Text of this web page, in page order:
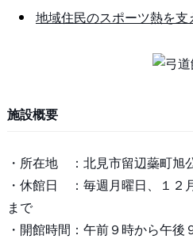
地域住民のスポーツ熱を支
施設概要
・所在地 ：北見市留辺蘂町旭
・休館日 ：毎週月曜日、１２
まで
・開館時間：午前９時から午後